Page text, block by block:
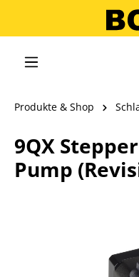
Produkte & Shop
9QX
Pump